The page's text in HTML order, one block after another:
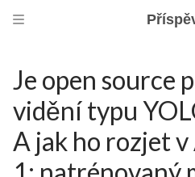
Je open source
vidění typu
A jak ho rozjet